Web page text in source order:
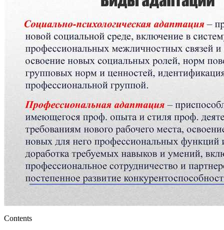
Contents